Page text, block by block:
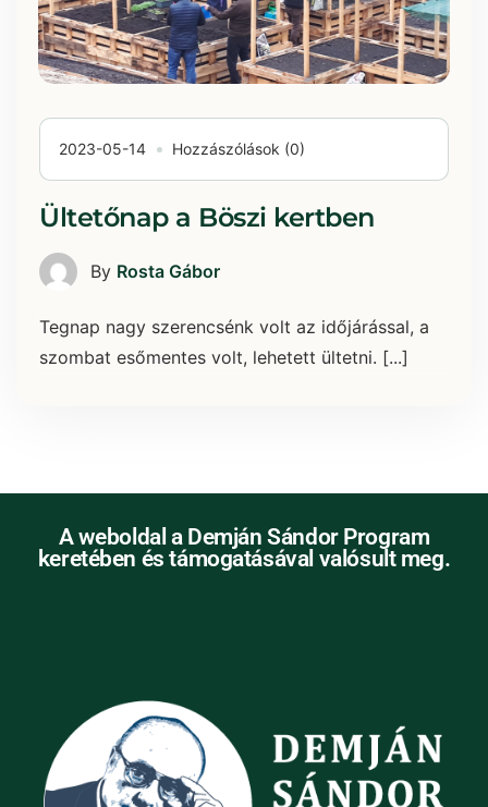
2023-05-14 Hozzászólások (0)
Ültetőnap a Böszi kertben
By Rosta Gábor
Tegnap nagy szerencsénk volt az időjárással, a
szombat esőmentes volt, lehetett ültetni. [...]
A weboldal a Demján Sándor Program
keretében és támogatásával valósult meg.